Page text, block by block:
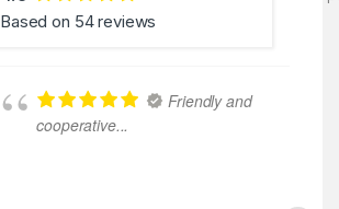
Based on 54 reviews
Friendly and
cooperative...